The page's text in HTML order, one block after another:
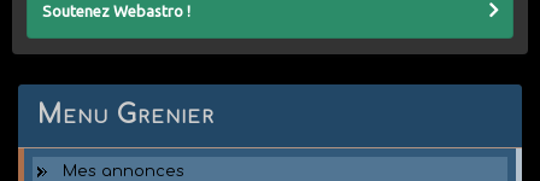
Soutenez Webastro !
Menu Grenier
Mes annonces